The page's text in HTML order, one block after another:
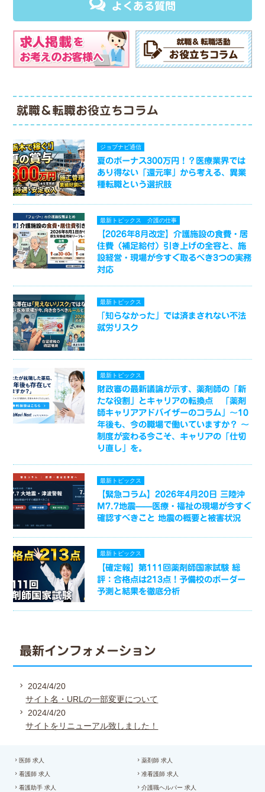
よくある質問
就職＆転職お役立ちコラム
ジョブナビ通信
夏のボーナス300万円！？医療業界では
あり得ない「還元率」から考える、異業
種転職という選択肢
最新トピックス 介護の仕事
【2026年8月改定】介護施設の食費・居
住費（補足給付）引き上げの全容と、施
設経営・現場が今すぐ取るべき3つの実務
対応
最新トピックス
「知らなかった」では済まされない不法
就労リスク
最新トピックス
財政審の最新議論が示す、薬剤師の「新
たな役割」とキャリアの転換点 「薬剤
師キャリアアドバイザーのコラム」～10
年後も、今の職場で働いていますか？ ～
制度が変わる今こそ、キャリアの「仕切
り直し」を。
最新トピックス
【緊急コラム】2026年4月20日 三陸沖
M7.7地震——医療・福祉の現場が今すぐ
確認すべきこと 地震の概要と被害状況
最新トピックス
【確定報】第111回薬剤師国家試験 総
評：合格点は213点！予備校のボーダー
予測と結果を徹底分析
最新インフォメーション
2024/4/20
サイト名・URLの一部変更について
2024/4/20
サイトをリニューアル致しました！
医師 求人 薬剤師 求人
看護師 求人 准看護師 求人
看護助手 求人 介護職ヘルパー 求人